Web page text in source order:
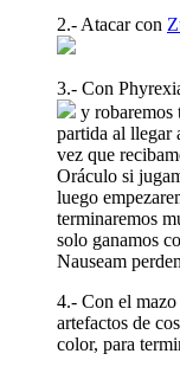
2.- Atacar con
3.- Con
y robaremos
partida al llegar
vez que
Oráculo si
luego
terminaremos
solo ganamos
Nauseam
4.- Con el mazo
artefactos de
color, para